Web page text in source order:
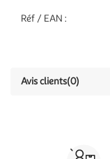
Réf / EAN :
Avis clients(0)